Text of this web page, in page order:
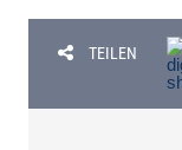
TEILEN